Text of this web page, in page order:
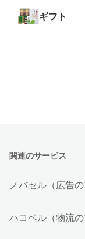
ギフト
関連のサービス
ノバセル（広告
ハコベル（物流の